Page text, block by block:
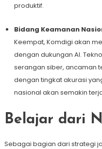
produktif.
Bidang Keamanan
Keempat, Komdigi akan
dengan dukungan AI.
serangan siber, ancaman
dengan tingkat akurasi
nasional akan semakin
Belajar dari
Sebagai bagian dari strategi